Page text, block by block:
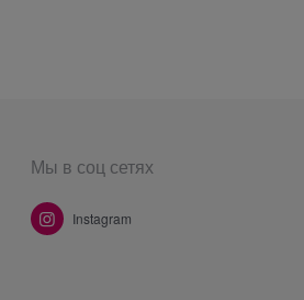
Мы в соц сетях
Instagram